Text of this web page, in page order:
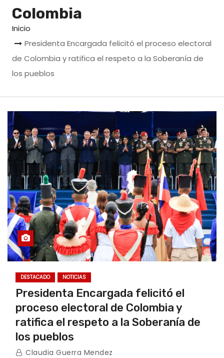
Colombia
Inicio
Presidenta Encargada felicitó el proceso electoral
de Colombia y ratifica el respeto a la Soberanía de
los pueblos
DESTACADO NOTICIAS
Presidenta Encargada felicitó el
proceso electoral de Colombia y
ratifica el respeto a la Soberanía de
los pueblos
Claudia Guerra Mendez